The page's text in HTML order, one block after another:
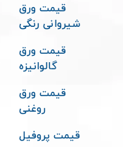
قیمت ورق
شیروانی رنگی
قیمت ورق
گالوانیزه
قیمت ورق
روغنی
قیمت پروفیل